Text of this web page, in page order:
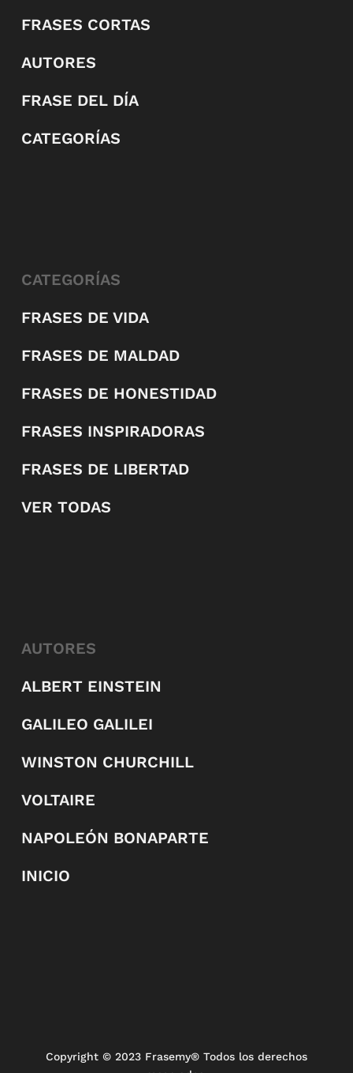
FRASES CORTAS
AUTORES
FRASE DEL DÍA
CATEGORÍAS
CATEGORÍAS
FRASES DE VIDA
FRASES DE MALDAD
FRASES DE HONESTIDAD
FRASES INSPIRADORAS
FRASES DE LIBERTAD
VER TODAS
AUTORES
ALBERT EINSTEIN
GALILEO GALILEI
WINSTON CHURCHILL
VOLTAIRE
NAPOLEÓN BONAPARTE
INICIO
Copyright © 2023 Frasemy® Todos los derechos